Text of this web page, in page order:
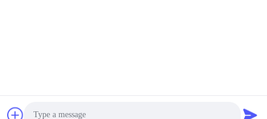
中国の良質 前に塗られた鋼鉄コイル メーカー。Copyright© -2026